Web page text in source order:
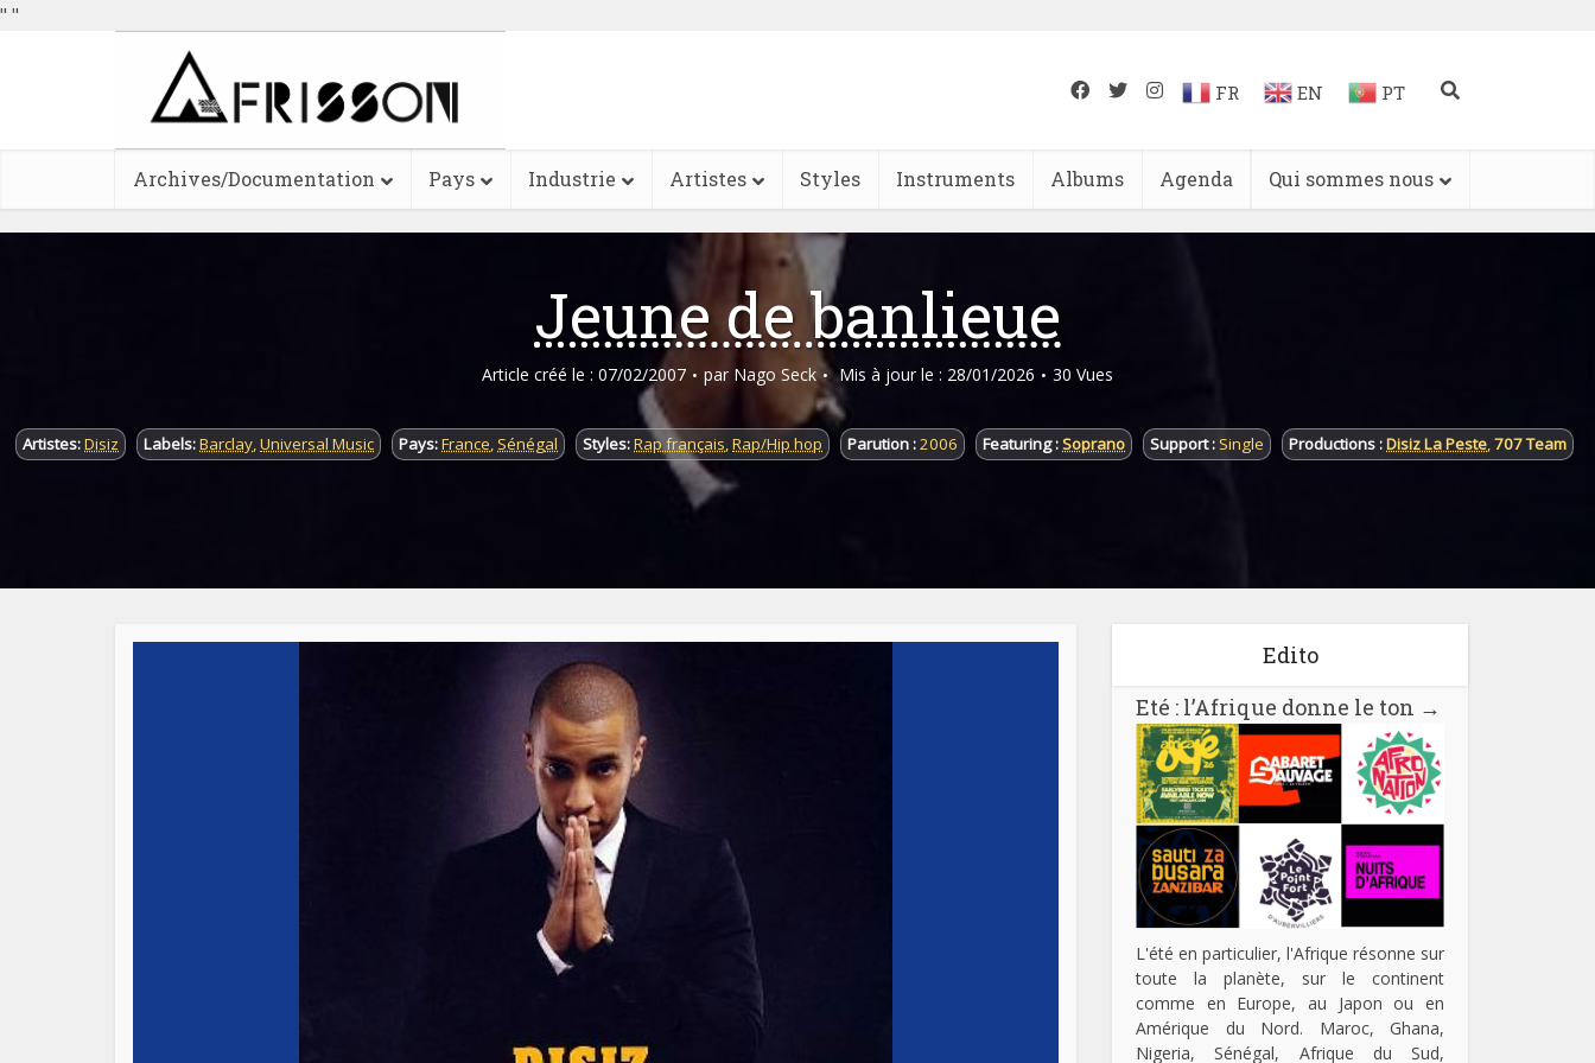
" "
FR EN PT
Archives/Documentation Pays Industrie Artistes Styles Instruments Albums Agenda Qui sommes nous
Jeune de banlieue
Article créé le : 07/02/2007 par Nago Seck Mis à jour le : 28/01/2026 30 Vues
Artistes:Disiz Labels:Barclay,Universal Music Pays:France, Sénégal Styles:Rap français,Rap/Hip hop Parution :2006 Featuring :Soprano Support : Single Productions :Disiz La Peste,707 Team
Edito
Eté : l’Afrique donne le ton →
L'été en particulier, l'Afrique résonne sur
toute la planète, sur le continent
comme en Europe, au Japon ou en
Amérique du Nord. Maroc, Ghana,
Nigeria, Sénégal, Afrique du Sud,